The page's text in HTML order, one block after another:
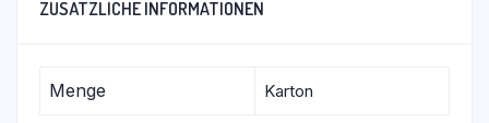
ZUSÄTZLICHE INFORMATIONEN
Menge Karton